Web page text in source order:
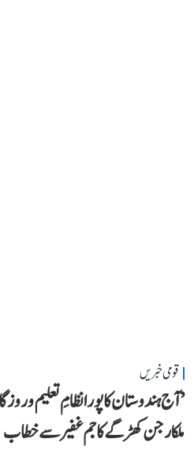
قومی خبریں
’آج ہندوستان کا پورا نظامِ تعلیم و
ملکارجن کھڑگے کا جم غفیر سے خطاب